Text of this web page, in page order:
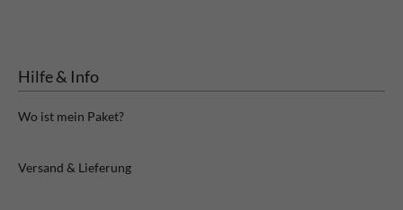
Hilfe & Info
Wo ist mein Paket?
Versand & Lieferung